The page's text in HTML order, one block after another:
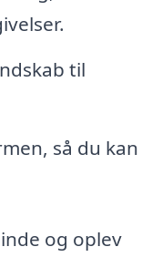
til
så du kan
og oplev